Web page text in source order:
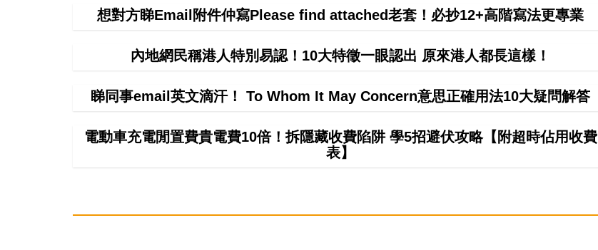
想對方睇Email附件仲寫Please find attached老套！必抄12+高階寫法更專業
內地網民稱港人特別易認！10大特徵一眼認出 原來港人都長這樣！
睇同事email英文滴汗！ To Whom It May Concern意思正確用法10大疑問解答
電動車充電閒置費貴電費10倍！拆隱藏收費陷阱 學5招避伏攻略【附超時佔用收費
表】